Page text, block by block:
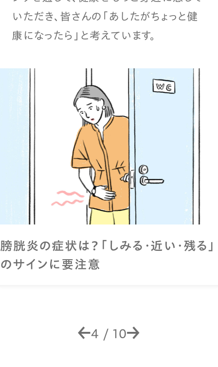
いただき、皆さんの「あしたがちょっと健
康になったら」と考えています。
膀胱炎の症状は？「しみる・近い・残る」
のサインに要注意
4 / 10